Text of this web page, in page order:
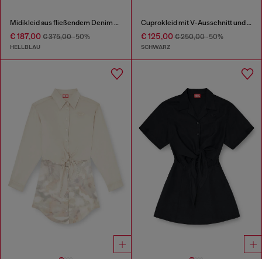
Midikleid aus fließendem Denim mit Schmutzeffekt
€ 187,00 € 375,00-50%
HELLBLAU
Cuprokleid mit V-Ausschnitt und Knöpfen vorne
€ 125,00€ 250,00-50%
SCHWARZ